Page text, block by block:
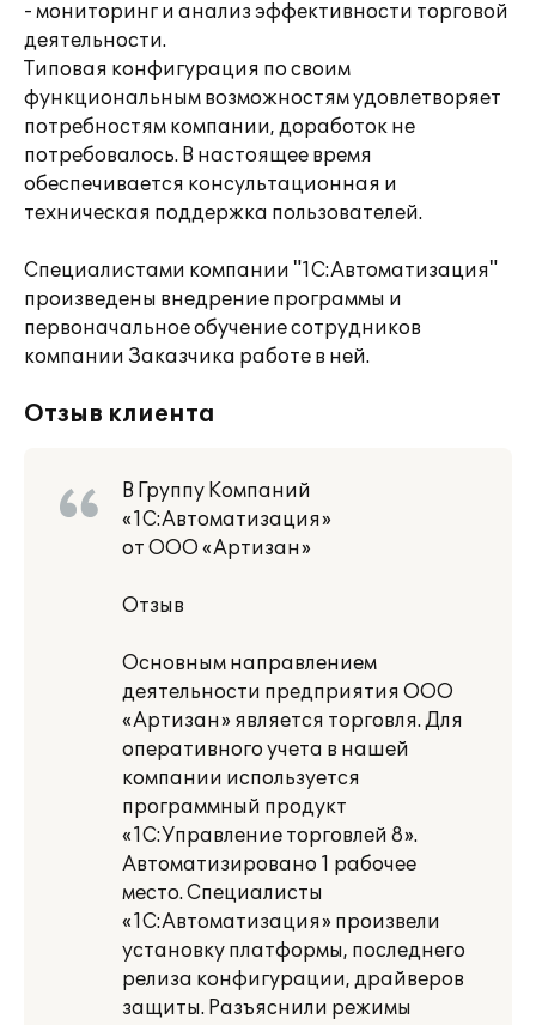
- мониторинг и анализ эффективности торговой
деятельности.
Типовая конфигурация по своим
функциональным возможностям удовлетворяет
потребностям компании, доработок не
потребовалось. В настоящее время
обеспечивается консультационная и
техническая поддержка пользователей.
Специалистами компании "1С:Автоматизация"
произведены внедрение программы и
первоначальное обучение сотрудников
компании Заказчика работе в ней.
Отзыв клиента
В Группу Компаний
«1С:Автоматизация»
от ООО «Артизан»
Отзыв
Основным направлением
деятельности предприятия ООО
«Артизан» является торговля. Для
оперативного учета в нашей
компании используется
программный продукт
«1C:Управление торговлей 8».
Автоматизировано 1 рабочее
место. Специалисты
«1С:Автоматизация» произвели
установку платформы, последнего
релиза конфигурации, драйверов
защиты. Разъяснили режимы